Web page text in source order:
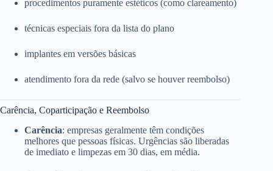
procedimentos puramente estéticos (como clareamento)
técnicas especiais fora da lista do plano
implantes em versões básicas
atendimento fora da rede (salvo se houver reembolso)
Carência, Coparticipação e Reembolso
Carência: empresas geralmente têm condições
melhores que pessoas físicas. Urgências são liberadas
de imediato e limpezas em 30 dias, em média.